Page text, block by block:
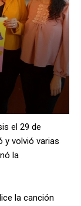
el 29 de
y volvió varias
la
la canción